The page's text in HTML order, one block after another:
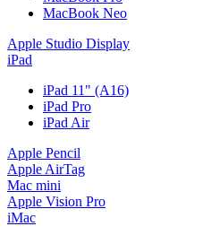
MacBook Neo
Apple Studio Display
iPad
iPad 11" (A16)
iPad Pro
iPad Air
Apple Pencil
Apple AirTag
Mac mini
Apple Vision Pro
iMac